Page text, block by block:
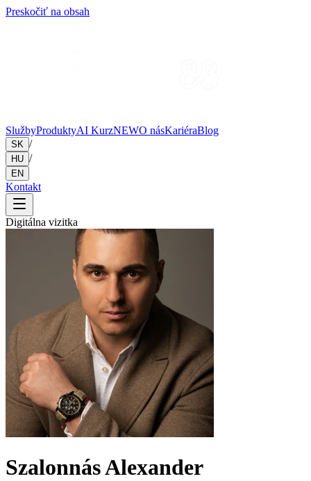
Preskočiť na obsah
SlužbyProduktyAI KurzNEWO násKariéraBlog
SK /
HU /
EN
Kontakt
Digitálna vizitka
Szalonnás Alexander